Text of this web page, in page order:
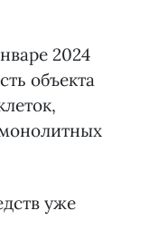
2024
объекта
уже